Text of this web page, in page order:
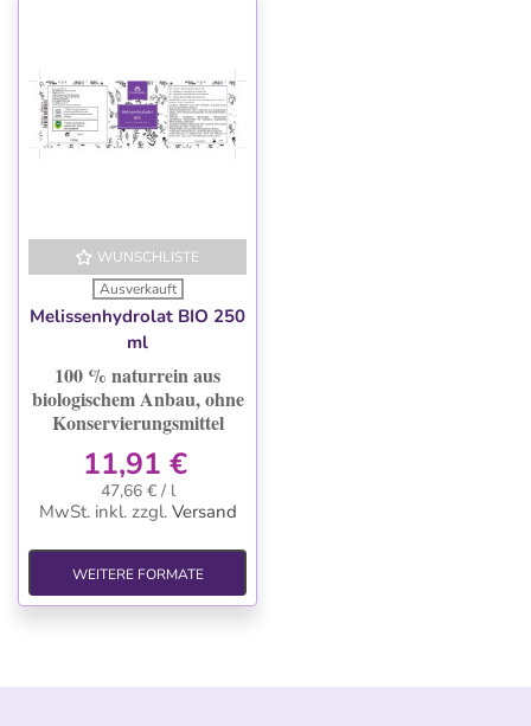
WUNSCHLISTE
Ausverkauft
Melissenhydrolat BIO 250
ml
100 % naturrein aus
biologischem Anbau, ohne
Konservierungsmittel
11,91 €
47,66 € / l
MwSt. inkl. zzgl. Versand
WEITERE FORMATE